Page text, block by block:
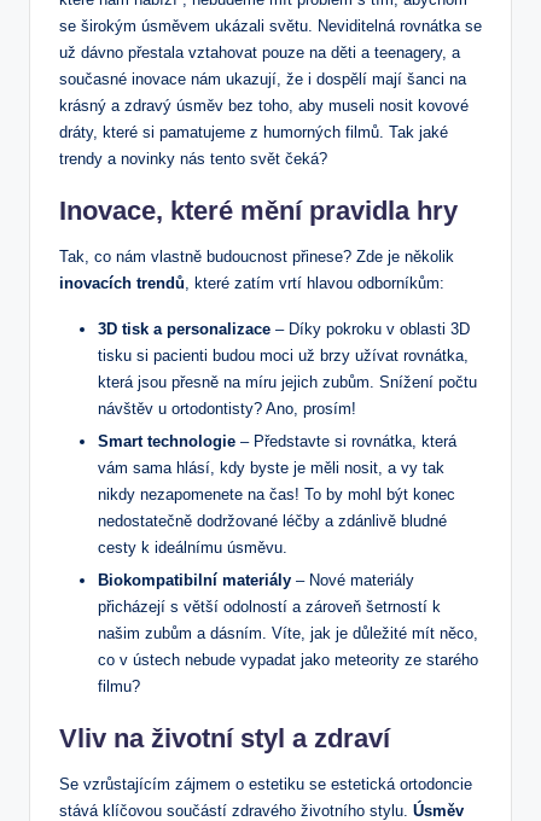
se širokým úsměvem ukázali světu. Neviditelná rovnátka se
už dávno přestala vztahovat pouze na děti a teenagery, a
současné inovace nám ukazují, že i dospělí mají šanci na
krásný a zdravý úsměv bez toho, aby museli nosit kovové
dráty, které si pamatujeme z humorných filmů. Tak jaké
trendy a novinky nás tento svět čeká?
Inovace, které mění pravidla hry
Tak, co nám vlastně budoucnost přinese? Zde je několik
inovacích trendů , které zatím vrtí hlavou odborníkům:
3D tisk a personalizace – Díky pokroku v oblasti 3D
tisku si pacienti budou moci už brzy užívat rovnátka,
která jsou přesně na míru jejich zubům. Snížení počtu
návštěv u ortodontisty? Ano, prosím!
Smart technologie – Představte si rovnátka, která
vám sama hlásí, kdy byste je měli nosit, a vy tak
nikdy nezapomenete na čas! To by mohl být konec
nedostatečně dodržované léčby a zdánlivě bludné
cesty k ideálnímu úsměvu.
Biokompatibilní materiály – Nové materiály
přicházejí s větší odolností a zároveň šetrností k
našim zubům a dásním. Víte, jak je důležité mít něco,
co v ústech nebude vypadat jako meteority ze starého
filmu?
Vliv na životní styl a zdraví
Se vzrůstajícím zájmem o estetiku se estetická ortodoncie
stává klíčovou součástí zdravého životního stylu. Úsměv